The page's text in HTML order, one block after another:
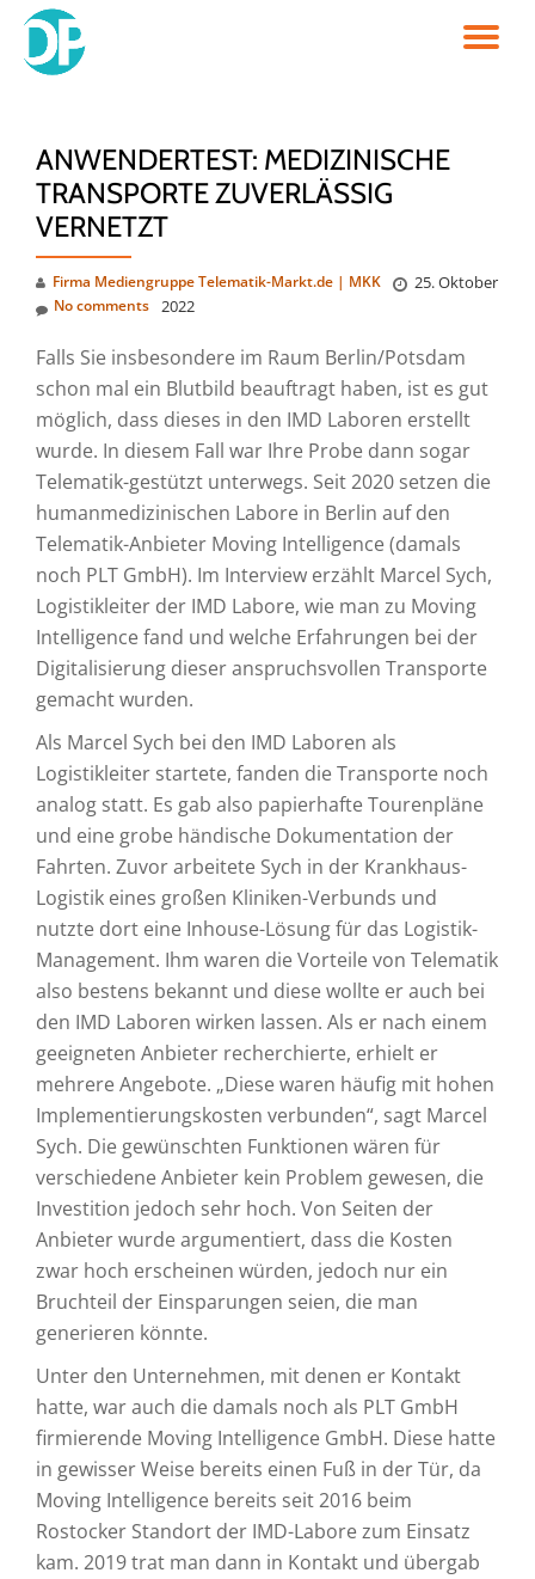
Skip
ANWENDERTEST: MEDIZINISCHE
TRANSPORTE ZUVERLÄSSIG
VERNETZT
Firma Mediengruppe Telematik-Markt.de | MKK
25. Oktober
2022
No comments
Falls Sie insbesondere im Raum Berlin/Potsdam
schon mal ein Blutbild beauftragt haben, ist es gut
möglich, dass dieses in den IMD Laboren erstellt
wurde. In diesem Fall war Ihre Probe dann sogar
Telematik-gestützt unterwegs. Seit 2020 setzen die
humanmedizinischen Labore in Berlin auf den
Telematik-Anbieter Moving Intelligence (damals
noch PLT GmbH). Im Interview erzählt Marcel Sych,
Logistikleiter der IMD Labore, wie man zu Moving
Intelligence fand und welche Erfahrungen bei der
Digitalisierung dieser anspruchsvollen Transporte
gemacht wurden.
Als Marcel Sych bei den IMD Laboren als
Logistikleiter startete, fanden die Transporte noch
analog statt. Es gab also papierhafte Tourenpläne
und eine grobe händische Dokumentation der
Fahrten. Zuvor arbeitete Sych in der Krankhaus-
Logistik eines großen Kliniken-Verbunds und
nutzte dort eine Inhouse-Lösung für das Logistik-
Management. Ihm waren die Vorteile von Telematik
also bestens bekannt und diese wollte er auch bei
den IMD Laboren wirken lassen. Als er nach einem
geeigneten Anbieter recherchierte, erhielt er
mehrere Angebote. „Diese waren häufig mit hohen
Implementierungskosten verbunden“, sagt Marcel
Sych. Die gewünschten Funktionen wären für
verschiedene Anbieter kein Problem gewesen, die
Investition jedoch sehr hoch. Von Seiten der
Anbieter wurde argumentiert, dass die Kosten
zwar hoch erscheinen würden, jedoch nur ein
Bruchteil der Einsparungen seien, die man
generieren könnte.
Unter den Unternehmen, mit denen er Kontakt
hatte, war auch die damals noch als PLT GmbH
firmierende Moving Intelligence GmbH. Diese hatte
in gewisser Weise bereits einen Fuß in der Tür, da
Moving Intelligence bereits seit 2016 beim
Rostocker Standort der IMD-Labore zum Einsatz
kam. 2019 trat man dann in Kontakt und übergab